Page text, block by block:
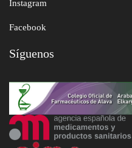
Instagram
Facebook
Síguenos